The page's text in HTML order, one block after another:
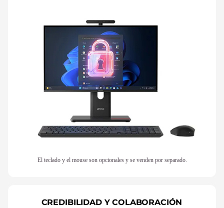
El teclado y el mouse son opcionales y se venden por separado.
CREDIBILIDAD Y COLABORACIÓN